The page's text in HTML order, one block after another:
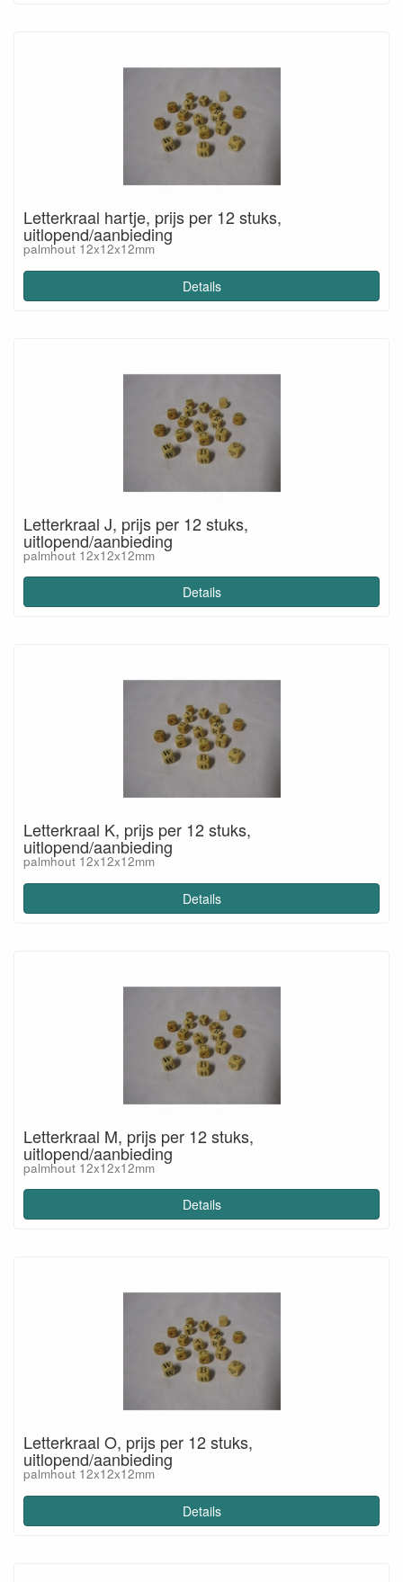
Letterkraal hartje, prijs per 12 stuks,
uitlopend/aanbieding
palmhout 12x12x12mm
Details
Letterkraal J, prijs per 12 stuks,
uitlopend/aanbieding
palmhout 12x12x12mm
Details
Letterkraal K, prijs per 12 stuks,
uitlopend/aanbieding
palmhout 12x12x12mm
Details
Letterkraal M, prijs per 12 stuks,
uitlopend/aanbieding
palmhout 12x12x12mm
Details
Letterkraal O, prijs per 12 stuks,
uitlopend/aanbieding
palmhout 12x12x12mm
Details